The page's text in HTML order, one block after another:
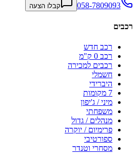
058-7809093 קבלו הצעה
רכבים
רכב חדש
רכב 0 ק"מ
רכבים למכירה
חשמלי
היברידי
7 מקומות
מיני / ג'יפון
משפחתי
מנהלים / גדול
פרימיום / יוקרה
ספורטיבי
מסחרי וטנדר